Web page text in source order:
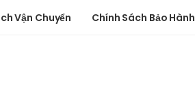
Vận Chuyển Chính Sách Bảo Hành